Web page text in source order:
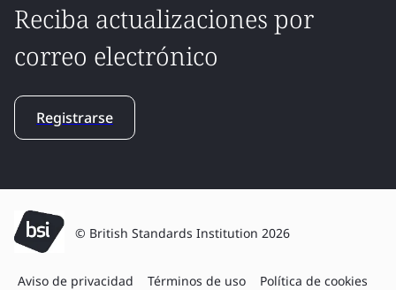
Reciba actualizaciones por
correo electrónico
Registrarse
© British Standards Institution 2026
Aviso de privacidad Términos de uso Política de cookies